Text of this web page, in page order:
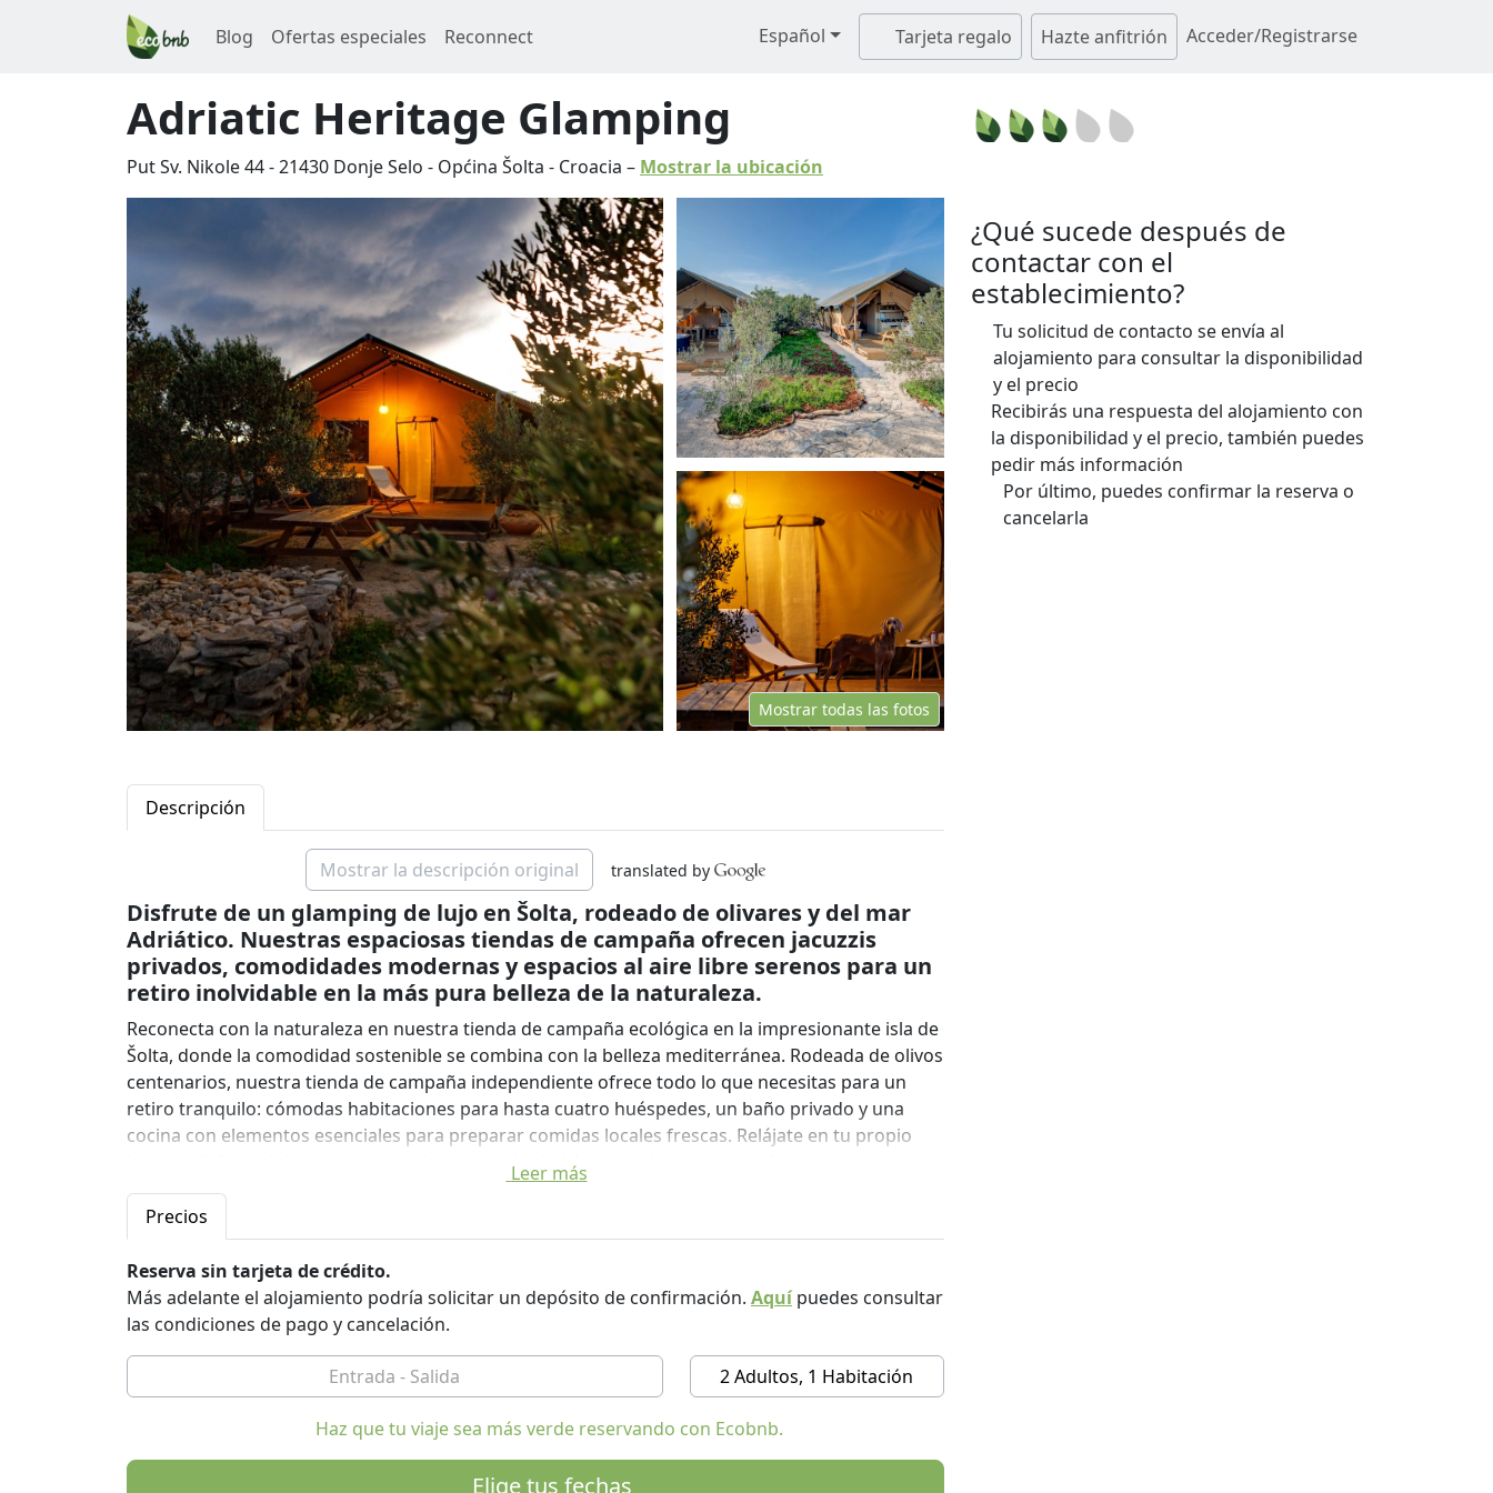
Blog Ofertas especiales Reconnect Español Tarjeta regalo Hazte anfitrión Acceder/Registrarse
Adriatic Heritage Glamping
Put Sv. Nikole 44-21430 Donje Selo - Općina Šolta - Croacia – Mostrar la ubicación
Mostrar todas las fotos
Descripción
Mostrar la descripción original translated by
Disfrute de un glamping de lujo en Šolta, rodeado de olivares y del mar
Adriático. Nuestras espaciosas tiendas de campaña ofrecen jacuzzis
privados, comodidades modernas y espacios al aire libre serenos para un
retiro inolvidable en la más pura belleza de la naturaleza.
Reconecta con la naturaleza en nuestra tienda de campaña ecológica en la impresionante isla de
Šolta, donde la comodidad sostenible se combina con la belleza mediterránea. Rodeada de olivos
centenarios, nuestra tienda de campaña independiente ofrece todo lo que necesitas para un
retiro tranquilo: cómodas habitaciones para hasta cuatro huéspedes, un baño privado y una
cocina con elementos esenciales para preparar comidas locales frescas. Relájate en tu propio
jacuzzi, disfruta del entorno natural y explora las bahías y senderos ocultos de la isla en bicicletas
de cortesía. ¡Adopta el lujo ecológico y experimenta la belleza intacta de Šolta!
Entra en nuestra tienda de campaña ecológica en Šolta y encontrarás un refugio acogedor y
espacioso diseñado para la máxima comodidad en la naturaleza. La tienda cuenta con una lujosa
cama tamaño king y una resistente litera, lo que permite que hasta cuatro huéspedes disfruten
de una noche de descanso rodeados de la serenidad de la isla. Con lujosas sábanas e iluminación
suave, el área para dormir te invita a relajarte después de un día de exploración. El interior
abierto también incluye un baño privado con ducha refrescante, así como una cocina totalmente
equipada con una mesa de comedor con capacidad para cuatro personas, para que puedas
disfrutar de las comidas juntos con facilidad. Desde los elementos básicos de cocina hasta la
decoración elegante, cada detalle de la tienda ha sido cuidadosamente elegido para combinar la
comodidad con un diseño ecológico.
Leer más
Precios
Reserva sin tarjeta de crédito.
Más adelante el alojamiento podría solicitar un depósito de confirmación. Aquípuedes consultar
las condiciones de pago y cancelación.
2 Adultos, 1 Habitación
Haz que tu viaje sea más verde reservando con Ecobnb.
Elige tus fechas
¿Qué sucede después de
contactar con el
establecimiento?
Tu solicitud de contacto se envía al
alojamiento para consultar la disponibilidad
y el precio
Recibirás una respuesta del alojamiento con
la disponibilidad y el precio, también puedes
pedir más información
Por último, puedes confirmar la reserva o
cancelarla